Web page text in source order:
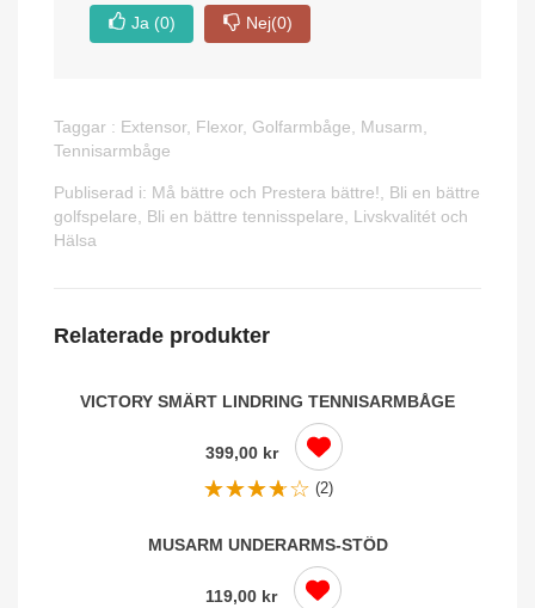
Ja (0) Nej(0)
Taggar : Extensor, Flexor, Golfarmbåge Musarm
Tennisarmbåge
Publiserad i: Må bättre och Prestera bättre!
Bli en bättre
golfspelare
Bli en bättre tennisspelare
Livskvalitét och
Hälsa
Relaterade produkter
VICTORY SMÄRT LINDRING TENNISARMBÅGE
399,00 kr
(2)
MUSARM UNDERARMS-STÖD
119,00 kr